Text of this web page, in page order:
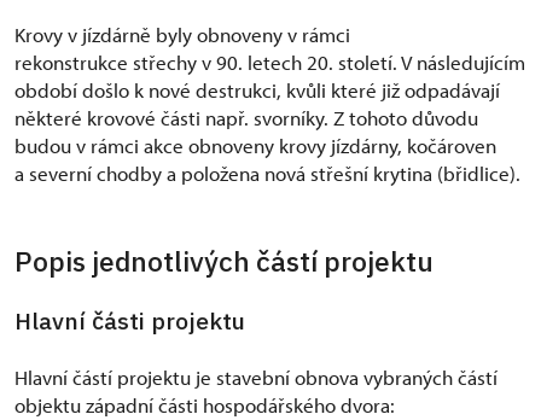
Krovy v jízdárně byly obnoveny v rámci
rekonstrukce střechy v 90. letech 20. století. V následujícím
období došlo k nové destrukci, kvůli které již odpadávají
některé krovové části např. svorníky. Z tohoto důvodu
budou v rámci akce obnoveny krovy jízdárny, kočároven
a severní chodby a položena nová střešní krytina (břidlice).
Popis jednotlivých částí projektu
Hlavní části projektu
Hlavní částí projektu je stavební obnova vybraných částí
objektu západní části hospodářského dvora: